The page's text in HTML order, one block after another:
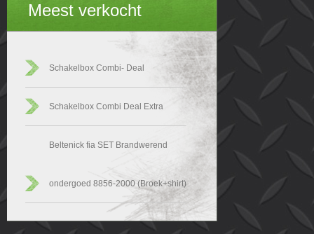
Meest verkocht
Schakelbox Combi- Deal
Schakelbox Combi Deal Extra
Beltenick fia SET Brandwerend
ondergoed 8856-2000 (Broek+shirt)